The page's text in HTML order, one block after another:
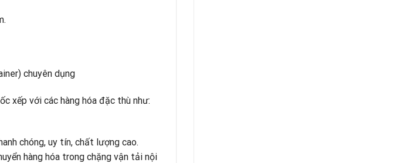
chuyên dụng
xếp với các hàng hóa đặc thù như:
chóng, uy tín, chất lượng cao.
hàng hóa trong chặng vận tải nội